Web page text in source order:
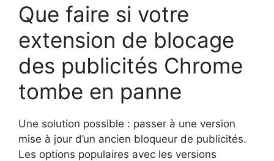
Que faire si votre
extension de blocage
des publicités Chrome
tombe en panne
Une solution possible : passer à une version
mise à jour d’un ancien bloqueur de publicités.
Les options populaires avec les versions